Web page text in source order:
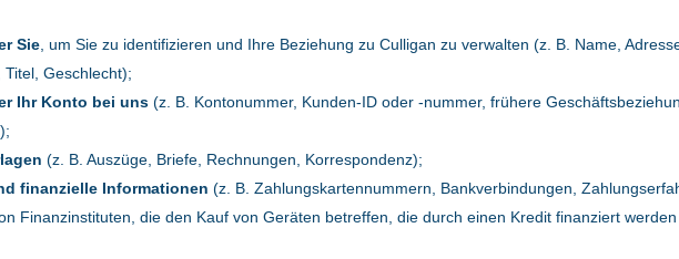
Sie , um Sie zu identifizieren und Ihre Beziehung zu Culligan zu verwalten (z. B. Name,
Geschlecht);
Ihr Konto bei uns(z. B. Kontonummer, Kunden-ID oder -nummer, frühere
(z. B. Auszüge, Briefe, Rechnungen, Korrespondenz);
finanzielle Informationen(z. B. Zahlungskartennummern, Bankverbindungen,
Finanzinstituten, die den Kauf von Geräten betreffen, die durch einen Kredit finanziert